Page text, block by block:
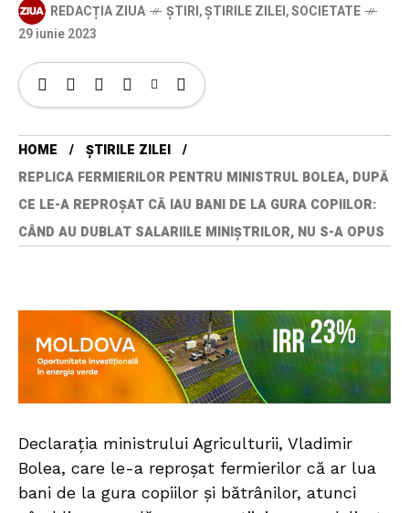
REDACȚIA ZIUA ȘTIRI,ȘTIRILE ZILEI,SOCIETATE
29 iunie 2023
HOME
ȘTIRILE ZILEI
REPLICA FERMIERILOR PENTRU MINISTRUL BOLEA, DUPĂ
CE LE-A REPROȘAT CĂ IAU BANI DE LA GURA COPIILOR:
CÂND AU DUBLAT SALARIILE MINIȘTRILOR, NU S-A OPUS
Declarația ministrului Agriculturii, Vladimir
Bolea, care le-a reproșat fermierilor că ar lua
bani de la gura copiilor și bătrânilor, atunci